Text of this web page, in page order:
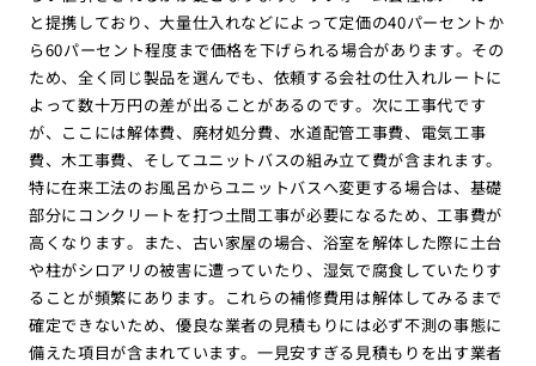
と提携しており、大量仕入れなどによって定価の40パーセントか
ら60パーセント程度まで価格を下げられる場合があります。その
ため、全く同じ製品を選んでも、依頼する会社の仕入れルートに
よって数十万円の差が出ることがあるのです。次に工事代です
が、ここには解体費、廃材処分費、水道配管工事費、電気工事
費、木工事費、そしてユニットバスの組み立て費が含まれます。
特に在来工法のお風呂からユニットバスへ変更する場合は、基礎
部分にコンクリートを打つ土間工事が必要になるため、工事費が
高くなります。また、古い家屋の場合、浴室を解体した際に土台
や柱がシロアリの被害に遭っていたり、湿気で腐食していたりす
ることが頻繁にあります。これらの補修費用は解体してみるまで
確定できないため、優良な業者の見積もりには必ず不測の事態に
備えた項目が含まれています。一見安すぎる見積もりを出す業者